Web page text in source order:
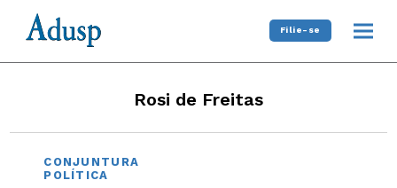
Filie-se
Rosi de Freitas
CONJUNTURA
POLÍTICA